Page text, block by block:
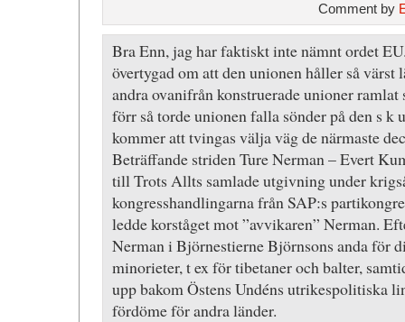
Comment by
Bra Enn, jag har faktiskt inte nämnt ordet
övertygad om att den unionen håller så värst
andra ovanifrån konstruerade unioner
förr så torde unionen falla sönder på den s k
kommer att tvingas välja väg de närmaste
Beträffande striden Ture Nerman – Evert
till Trots Allts samlade utgivning under
kongresshandlingarna från SAP:s
ledde korståget mot ”avvikaren” Nerman.
Nerman i Björnestierne Björnsons anda för
minorieter, t ex för tibetaner och balter,
upp bakom Östens Undéns utrikespolitiska
fördöme för andra länder.